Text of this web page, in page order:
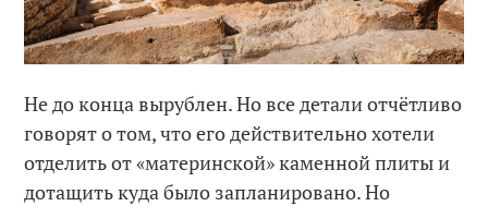
Не до конца вырублен. Но все детали отчётливо
говорят о том, что его действительно хотели
отделить от «материнской» каменной плиты и
дотащить куда было запланировано. Но